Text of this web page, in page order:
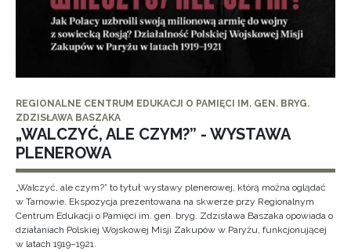
REGIONALNE CENTRUM EDUKACJI O PAMIĘCI IM. GEN. BRYG.
ZDZISŁAWA BASZAKA
„WALCZYĆ, ALE CZYM?” - WYSTAWA
PLENEROWA
„Walczyć, ale czym?” to tytuł wystawy plenerowej, którą można oglądać
w Tarnowie. Ekspozycja prezentowana na skwerze przy Regionalnym
Centrum Edukacji o Pamięci im. gen. bryg. Zdzisława Baszaka opowiada o
działaniach Polskiej Wojskowej Misji Zakupów w Paryżu, funkcjonującej
w latach 1919–1921.